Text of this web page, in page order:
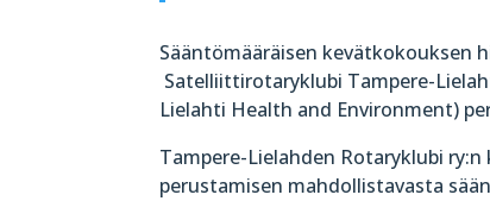
Sääntömääräisen kevätkokouksen
Satelliittirotaryklubi Tampere-
Lielahti Health and Environment)
Tampere-Lielahden Rotaryklubi
perustamisen mahdollistavasta